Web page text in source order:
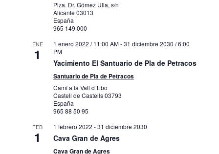
Plza. Dr. Gómez Ulla, s/n
Alicante 03013
España
965 149 000
ENE
1
1 enero 2022 / 11:00 AM-31 diciembre 2030 / 6:00
PM
Yacimiento El Santuario de Pla de Petracos
Santuario de Pla de Petracos
Camí a la Vall d´Ebo
Castell de Castells03793
España
965 88 50 95
FEB
1
1 febrero 2022 -31 diciembre 2030
Cava Gran de Agres
Cava Gran de Agres